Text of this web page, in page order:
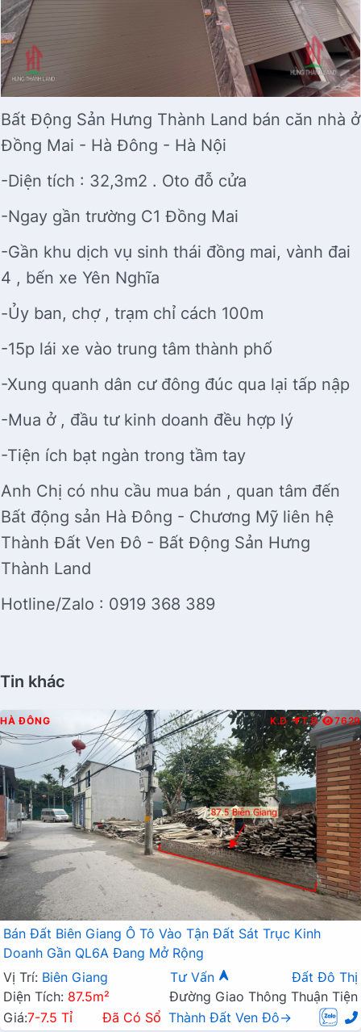
Bất Động Sản Hưng Thành Land bán căn nhà ở
Đồng Mai - Hà Đông - Hà Nội
-Diện tích : 32,3m2 . Oto đỗ cửa
-Ngay gần trường C1 Đồng Mai
-Gần khu dịch vụ sinh thái đồng mai, vành đai
4 , bến xe Yên Nghĩa
-Ủy ban, chợ , trạm chỉ cách 100m
-15p lái xe vào trung tâm thành phố
-Xung quanh dân cư đông đúc qua lại tấp nập
-Mua ở , đầu tư kinh doanh đều hợp lý
-Tiện ích bạt ngàn trong tầm tay
Anh Chị có nhu cầu mua bán , quan tâm đến
Bất động sản Hà Đông - Chương Mỹ liên hệ
Thành Đất Ven Đô - Bất Động Sản Hưng
Thành Land
Hotline/Zalo : 0919 368 389
Tin khác
HÀ ĐÔNG K.D T.B 7629
Bán Đất Biên Giang Ô Tô Vào Tận Đất Sát Trục Kinh
Doanh Gần QL6A Đang Mở Rộng
Vị Trí: Biên Giang Tư Vấn
Đất Đô Thị
Diện Tích: 87.5m²
Đường Giao Thông Thuận Tiện
Giá:7-7.5 Tỉ Đã Có Sổ Thành Đất Ven Đô→